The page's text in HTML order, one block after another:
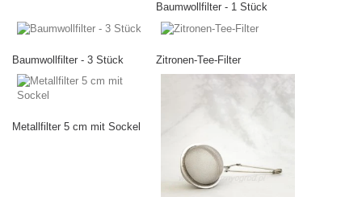
Baumwollfilter - 1 Stück
Baumwollfilter - 3 Stück Zitronen-Tee-Filter
Metallfilter 5 cm mit Sockel